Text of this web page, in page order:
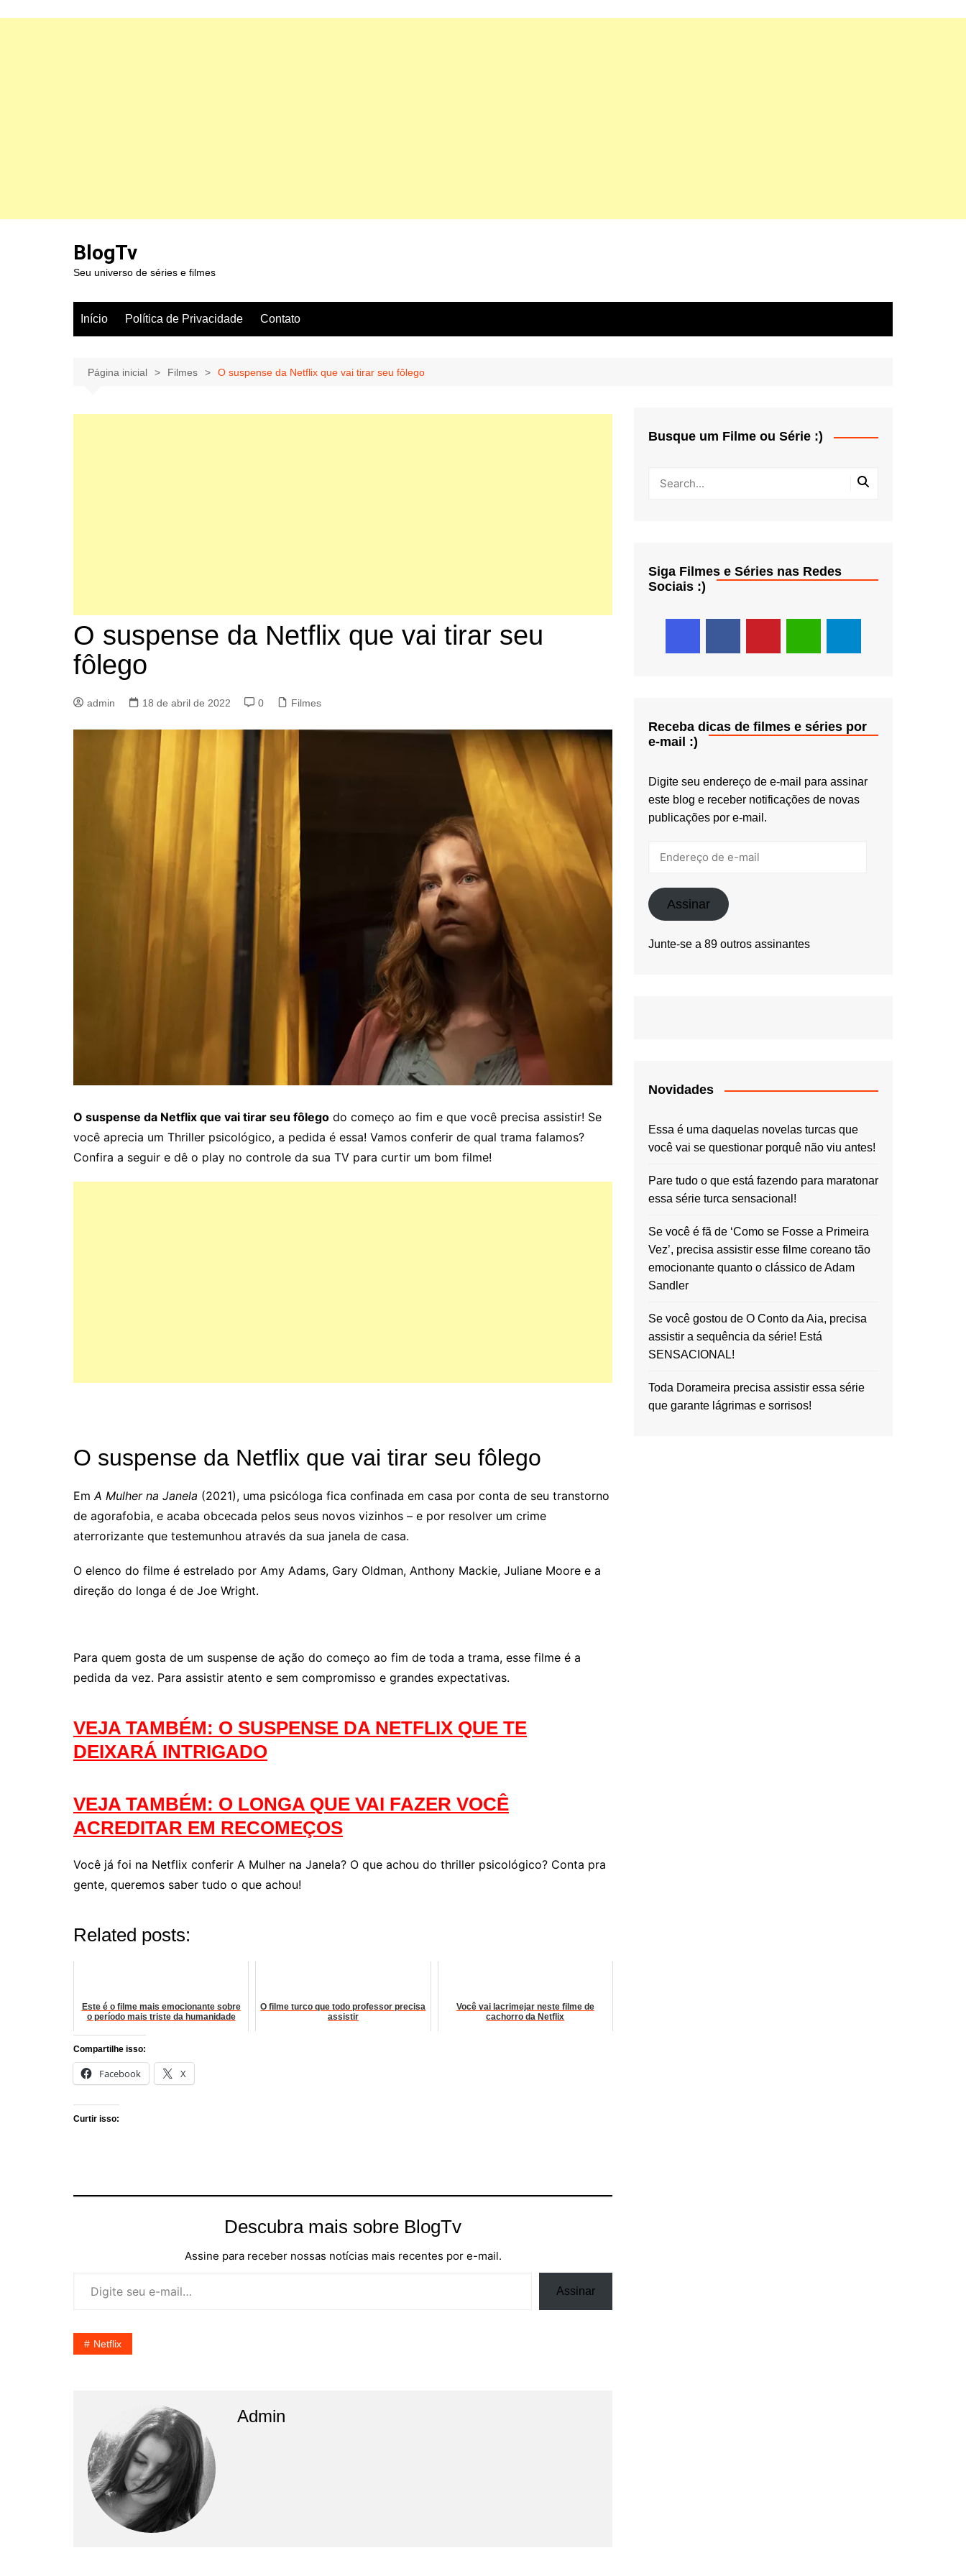
BlogTv
Seu universo de séries e filmes
Início Política de Privacidade Contato
Página inicial Filmes O suspense da Netflix que vai tirar seu fôlego
O suspense da Netflix que vai tirar seu
fôlego
admin 18 de abril de 2022 0 Filmes
O suspense da Netflix que vai tirar seu fôlego do começo ao fim e que você precisa assistir! Se
você aprecia um Thriller psicológico, a pedida é essa! Vamos conferir de qual trama falamos?
Confira a seguir e dê o play no controle da sua TV para curtir um bom filme!
O suspense da Netflix que vai tirar seu fôlego
Em A Mulher na Janela (2021), uma psicóloga fica confinada em casa por conta de seu transtorno
de agorafobia, e acaba obcecada pelos seus novos vizinhos – e por resolver um crime
aterrorizante que testemunhou através da sua janela de casa.
O elenco do filme é estrelado por Amy Adams, Gary Oldman, Anthony Mackie, Juliane Moore e a
direção do longa é de Joe Wright.
Para quem gosta de um suspense de ação do começo ao fim de toda a trama, esse filme é a
pedida da vez. Para assistir atento e sem compromisso e grandes expectativas.
VEJA TAMBÉM: O SUSPENSE DA NETFLIX QUE TE
DEIXARÁ INTRIGADO
VEJA TAMBÉM: O LONGA QUE VAI FAZER VOCÊ
ACREDITAR EM RECOMEÇOS
Você já foi na Netflix conferir A Mulher na Janela? O que achou do thriller psicológico? Conta pra
gente, queremos saber tudo o que achou!
Related posts:
Este é o filme mais emocionante sobre
o período mais triste da humanidade
O filme turco que todo professor precisa
assistir
Você vai lacrimejar neste filme de
cachorro da Netflix
Compartilhe isso:
Facebook X
Curtir isso:
Descubra mais sobre BlogTv
Assine para receber nossas notícias mais recentes por e-mail.
Assinar
Netflix
Admin
Busque um Filme ou Série :)
Siga Filmes e Séries nas Redes
Sociais :)
Receba dicas de filmes e séries por
e-mail :)
Digite seu endereço de e-mail para assinar
este blog e receber notificações de novas
publicações por e-mail.
mail Assinar
Junte-se a 89 outros assinantes
Novidades
Essa é uma daquelas novelas turcas que
você vai se questionar porquê não viu antes!
Pare tudo o que está fazendo para maratonar
essa série turca sensacional!
Se você é fã de ‘Como se Fosse a Primeira
Vez’, precisa assistir esse filme coreano tão
emocionante quanto o clássico de Adam
Sandler
Se você gostou de O Conto da Aia, precisa
assistir a sequência da série! Está
SENSACIONAL!
Toda Dorameira precisa assistir essa série
que garante lágrimas e sorrisos!